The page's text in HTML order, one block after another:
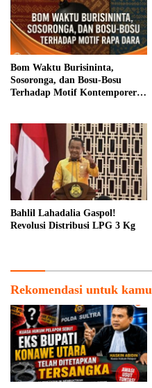
Bom Waktu Burisininta,
Sosoronga, dan Bosu-Bosu
Terhadap Motif Kontemporer
Bahlil Lahadalia Gaspol!
Revolusi Distribusi LPG 3 Kg
Rekomendasi untuk kamu